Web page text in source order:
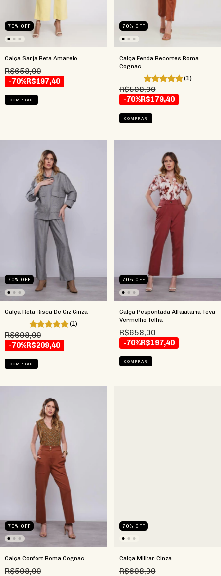
70% OFF
Calça Sarja Reta Amarelo
R$658,00
-70%R$197,40
COMPRAR
70% OFF
Calça Fenda Recortes Roma
Cognac
(1)
R$598,00
-70%R$179,40
COMPRAR
70% OFF
Calça Reta Risca De Giz Cinza
(1)
R$698,00
-70%R$209,40
COMPRAR
70% OFF
Calça Pespontada Alfaiataria Teva
Vermelho Telha
R$658,00
-70%R$197,40
COMPRAR
70% OFF
Calça Confort Roma Cognac
R$598,00
70% OFF
Calça Militar Cinza
R$698,00